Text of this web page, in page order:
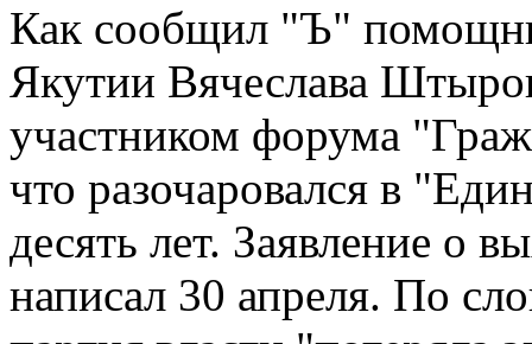
Как сообщил "Ъ"
Якутии Вячеслава
участником форума
что разочаровался в
десять лет. Заявление о
написал 30 апреля. По